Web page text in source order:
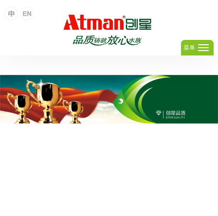
体育竞猜官网·（中国）官方网站
菜单